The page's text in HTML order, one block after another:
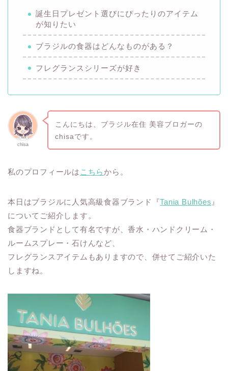
誕生日プレゼント選びにぴったりのアイテム
が知りたい
ブラジルの食器はどんなものがある？
フレグランスシリーズが好き
chisa
こんにちは、ブラジル在住 美容ブロガーの
chisaです。
私のプロフィールは こちら から。
本日はブラジルに人気高級食器ブランド『Tania Bulhões 』
についてご紹介します。
食器ブランドとして有名ですが、香水・ハンドクリーム・
ルームスプレー・石けんなど、
フレグランスアイテムもありますので、併せてご紹介いた
しますね。